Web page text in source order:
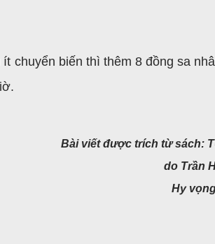
ít chuyển biến thì thêm 8 đồng sa
Bài viết được trích từ sách:
do Trần
Hy